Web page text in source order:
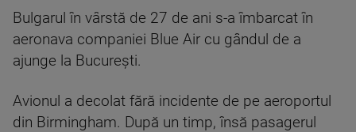
Bulgarul în vârstă de 27 de ani s-a îmbarcat în
aeronava companiei Blue Air cu gândul de a
ajunge la Bucureşti.
Avionul a decolat fără incidente de pe aeroportul
din Birmingham. După un timp, însă pasagerul